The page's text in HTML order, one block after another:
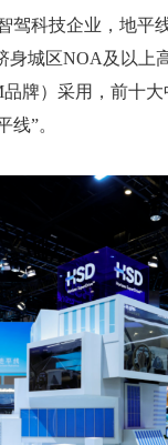
驾科技企业，地平
城区NOA及以上
牌）采用，前十
”。